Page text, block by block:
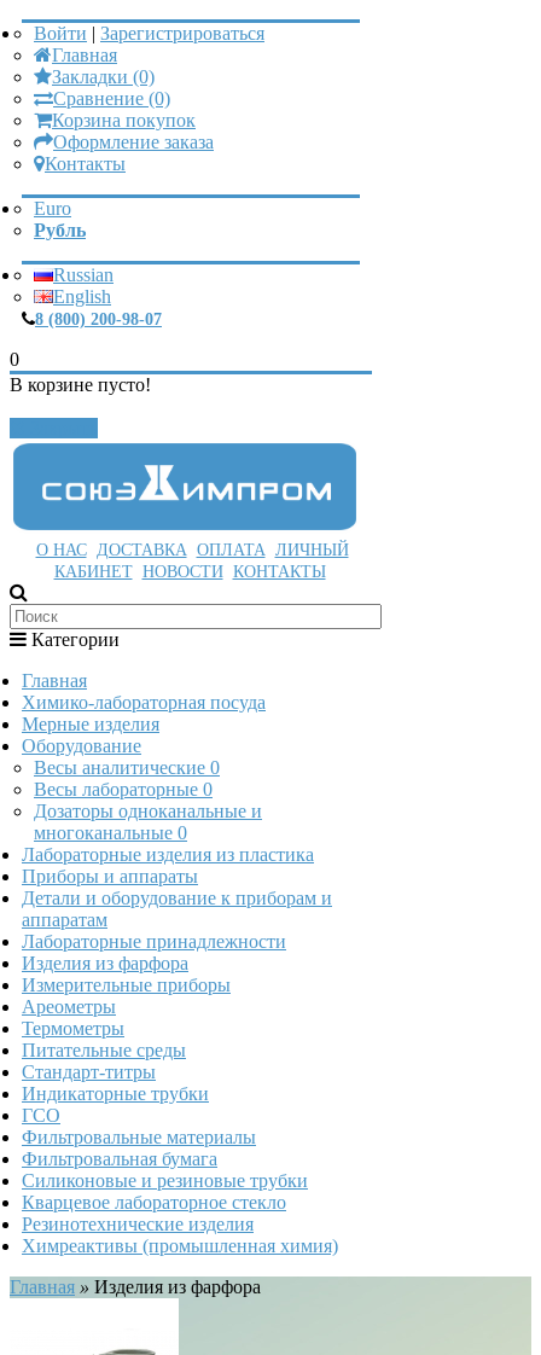
Войти | Зарегистрироваться
Главная
Закладки (0)
Сравнение (0)
Корзина покупок
Оформление заказа
Контакты
Euro
Рубль
Russian
English
8 (800) 200-98-07
0
В корзине пусто!
О НАС ДОСТАВКА ОПЛАТА ЛИЧНЫЙ
КАБИНЕТ НОВОСТИ КОНТАКТЫ
Категории
Главная
Химико-лабораторная посуда
Мерные изделия
Оборудование
Весы аналитические 0
Весы лабораторные 0
Дозаторы одноканальные и
многоканальные 0
Лабораторные изделия из пластика
Приборы и аппараты
Детали и оборудование к приборам и
аппаратам
Лабораторные принадлежности
Изделия из фарфора
Измерительные приборы
Ареометры
Термометры
Питательные среды
Стандарт-титры
Индикаторные трубки
ГСО
Фильтровальные материалы
Фильтровальная бумага
Силиконовые и резиновые трубки
Кварцевое лабораторное стекло
Резинотехнические изделия
Химреактивы (промышленная химия)
Главная » Изделия из фарфора